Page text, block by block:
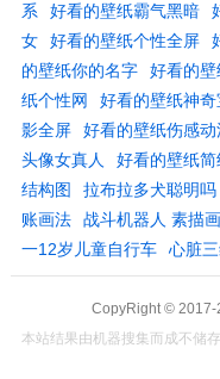
系
好看的壁纸霸气黑暗
女
好看的壁纸个性全屏
的壁纸你的名字
好看的壁
纸个性网
好看的壁纸神奇
影全屏
好看的壁纸伤感动
头像女真人
好看的壁纸
结构图
拉布拉多犬聪明吗
账画法
战斗机器人 素描画
一12岁儿童自行车
心脏
CopyRight © 2017-
本站结果由机器搜集而成不储